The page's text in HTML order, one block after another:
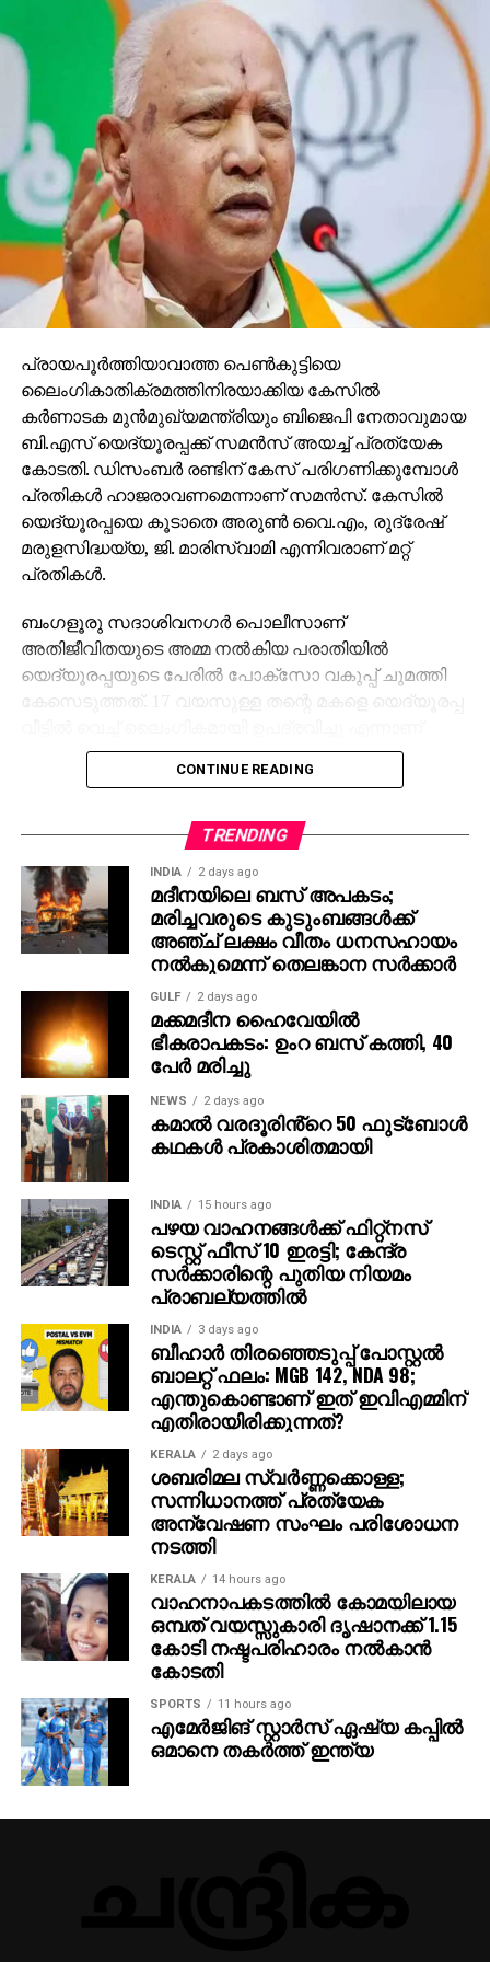
പരിക്കേറ്റവരെ ആശുപത്രിയില്‍
പ്രവേശിപ്പിച്ചിരിക്കുകയാണ്. സംഭവസ്ഥലത്ത്
ഫോറന്‍സിക് സംഘം പരിശോധന നടത്തുകയും
തീപിടിത്തത്തിന്റെ കാരണം കണ്ടെത്താന്‍ അന്വേഷണം
തുടരുകയാണെന്നും പൊലീസ് അറിയിച്ചു.
ആംബുലന്‍സ് തീപിടിത്തത്തിന്റെ കാരണം സംബന്ധിച്ച്
ഇപ്പോഴും വ്യക്തതയില്ലെങ്കിലും, വരുത്തിയ
അനന്തരഫലങ്ങള്‍ പ്രദേശവാസികളെയും
ആരോഗ്യവ്യവസ്ഥയെയും നടുക്കിയിരിക്കുകയാണ്.
പ്രായപൂര്‍ത്തിയാവാത്ത പെണ്‍കുട്ടിയെ
ലൈംഗികാതിക്രമത്തിനിരയാക്കിയ കേസില്‍
കര്‍ണാടക മുന്‍മുഖ്യമന്ത്രിയും ബിജെപി നേതാവുമായ
ബി.എസ് യെദ്യൂരപ്പക്ക് സമന്‍സ് അയച്ച് പ്രത്യേക
കോടതി. ഡിസംബര്‍ രണ്ടിന് കേസ് പരിഗണിക്കുമ്പോള്‍
പ്രതികള്‍ ഹാജരാവണമെന്നാണ് സമന്‍സ്. കേസില്‍
യെദ്യൂരപ്പയെ കൂടാതെ അരുണ്‍ വൈ.എം, രുദ്രേഷ്
മരുളസിദ്ധയ്യ, ജി. മാരിസ്വാമി എന്നിവരാണ് മറ്റ്
പ്രതികള്‍.
ബംഗളൂരു സദാശിവനഗര്‍ പൊലീസാണ്
അതിജീവിതയുടെ അമ്മ നല്‍കിയ പരാതിയില്‍
യെദ്യൂരപ്പയുടെ പേരില്‍ പോക്‌സോ വകുപ്പ് ചുമത്തി
കേസെടുത്തത്. 17 വയസുള്ള തന്റെ മകളെ യെദ്യൂരപ്പ
പെണ്‍കുട്ടിയുടെ അമ്മയുടെ പരാതി. അന്വേഷണം
പിന്നീട് സര്‍ക്കാര്‍ സിഐഡിക്ക് കൈമാറി. കേസ്
പ്രത്യേക കോടതി യെദ്യൂരപ്പയോട് ഹാജരാകാന്‍
യെദ്യൂരപ്പ ഹൈക്കോടതിയെ സമീപിച്ചു. എന്നാല്‍,
കേസ് റദ്ദാക്കണമെന്ന യെദ്യൂരപ്പയുടെ ആവശ്യം
ഹൈക്കോടതി തള്ളിയിരുന്നു.
കേസില്‍ യെദ്യൂരപ്പ വിചാരണ നേരിടണമെന്നും
ഹൈക്കോടതി വിധിച്ചിരുന്നു. കേസിന്റെ വിചാരണയില്‍
അത്യാവശ്യമല്ലെങ്കില്‍ നേരിട്ട് ഹാജരാകാന്‍
യെദ്യൂരപ്പയെ നിര്‍ബന്ധിക്കരുതെന്ന് കോടതി
ഉത്തരവിട്ടു. ജസ്റ്റിസ് എം.ഐ അരുണിന്റെ സിംഗിള്‍
ബെഞ്ചിന്റെയായിരുന്നു വിധി. ഹൈക്കോടതി വിധിക്ക്
പിന്നാലെ സ്‌പെഷ്യല്‍ പബ്ലിക്ക് പ്രോസിക്യൂട്ടര്‍
അശോക് നായിക് അതിവേഗ കോടതിയെ
സമീപിക്കുകയായിരുന്നു.
CONTINUE READING
TRENDING
INDIA 2 days ago
മദീനയിലെ ബസ് അപകടം;
മരിച്ചവരുടെ കുടുംബങ്ങള്‍ക്ക്
അഞ്ച് ലക്ഷം വീതം ധനസഹായം
നല്‍കുമെന്ന് തെലങ്കാന സര്‍ക്കാര്‍
GULF 2 days ago
മക്കമദീന ഹൈവേയില്‍
ഭീകരാപകടം: ഉംറ ബസ് കത്തി, 40
പേര്‍ മരിച്ചു
NEWS 2 days ago
കമാൽ വരദൂരിൻ്റെ 50 ഫുട്ബോൾ
കഥകൾ പ്രകാശിതമായി
INDIA 15 hours ago
പഴയ വാഹനങ്ങള്‍ക്ക് ഫിറ്റ്‌നസ്
ടെസ്റ്റ് ഫീസ് 10 ഇരട്ടി; കേന്ദ്ര
സര്‍ക്കാരിന്റെ പുതിയ നിയമം
പ്രാബല്യത്തില്‍
INDIA 3 days ago
ബീഹാർ തിരഞ്ഞെടുപ്പ് പോസ്റ്റൽ
ബാലറ്റ് ഫലം: MGB 142, NDA 98;
എന്തുകൊണ്ടാണ് ഇത് ഇവിഎമ്മിന്
എതിരായിരിക്കുന്നത്?
KERALA 2 days ago
ശബരിമല സ്വര്‍ണ്ണക്കൊള്ള;
സന്നിധാനത്ത് പ്രത്യേക
അന്വേഷണ സംഘം പരിശോധന
നടത്തി
KERALA 14 hours ago
വാഹനാപകടത്തില്‍ കോമയിലായ
ഒമ്പത് വയസ്സുകാരി ദൃഷാനക്ക് 1.15
കോടി നഷ്ടപരിഹാരം നല്‍കാന്‍
കോടതി
SPORTS 11 hours ago
എമേര്‍ജിങ് സ്റ്റാര്‍സ് ഏഷ്യ കപ്പില്‍
ഒമാനെ തകര്‍ത്ത് ഇന്ത്യ